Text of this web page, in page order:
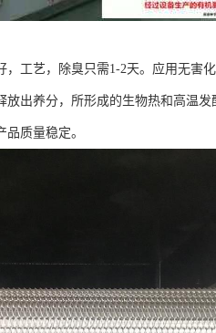
工艺，除臭只需1-2天。应用无害
出养分，所形成的生物热和高温发
质量稳定。